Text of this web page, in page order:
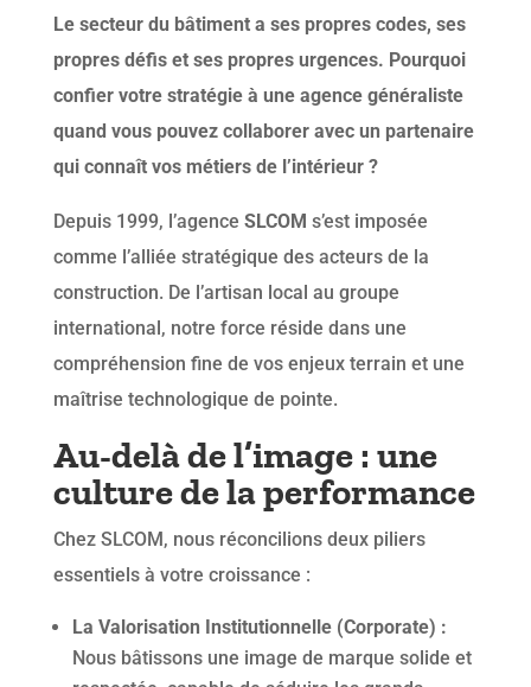
Le secteur du bâtiment a ses propres codes, ses
propres défis et ses propres urgences. Pourquoi
confier votre stratégie à une agence généraliste
quand vous pouvez collaborer avec un partenaire
qui connaît vos métiers de l’intérieur ?
Depuis 1999, l’agence SLCOM s’est imposée
comme l’alliée stratégique des acteurs de la
construction. De l’artisan local au groupe
international, notre force réside dans une
compréhension fine de vos enjeux terrain et une
maîtrise technologique de pointe.
Au-delà de l’image : une
culture de la performance
Chez SLCOM, nous réconcilions deux piliers
essentiels à votre croissance :
La Valorisation Institutionnelle (Corporate) :
Nous bâtissons une image de marque solide et